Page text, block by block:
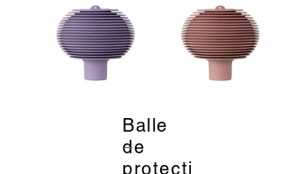
Balle
de
protecti
_